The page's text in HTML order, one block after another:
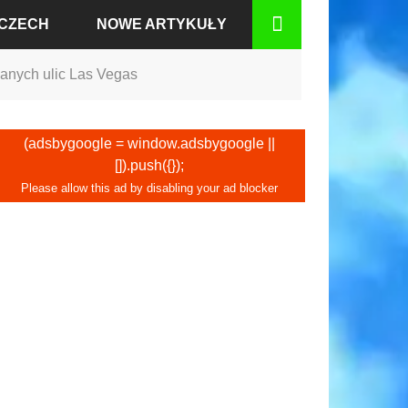
NOWE ARTYKUŁY
ulic Las Vegas
(adsbygoogle = window.adsbygoogle ||
[]).push({});